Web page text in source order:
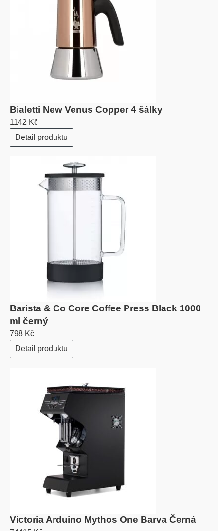
Bialetti New Venus Copper 4 šálky
1142 Kč
Detail produktu
Barista & Co Core Coffee Press Black 1000
ml černý
798 Kč
Detail produktu
Victoria Arduino Mythos One Barva Černá